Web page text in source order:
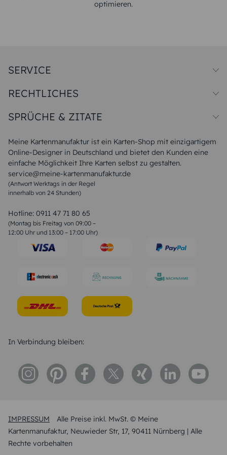
optimieren.
Meine Kartenmanufaktur ist ein Karten-Shop mit einzigartigem
Online-Designer in Deutschland und bietet den Kunden eine
einfache Möglichkeit Ihre Karten selbst zu gestalten.
service@meine-kartenmanufaktur.de
(Antwort Werktags in der Regel
innerhalb von 24 Stunden)
Hotline: 0911 47 71 80 65
(Montag bis Freitag von 09:00 –
12:00 Uhr und 13:00 – 17:00 Uhr)
SERVICE
Papiersorten
Unsere Produktion
Magazin
FAQ
RECHTLICHES
Widerrufsbelehrung
SPRÜCHE & ZITATE
Liebeskummer Sprüche
Sommer Sprüche
Muttertagssprüche
Sprüche zur Hochzeit
Sprüche zur Konfirmation & Kommunion
Weihnachtsgedichte
Liebessprüche
Geburtstagssprüche
Trauersprüche
Konfirmation Glückwünsche
IMPRESSUM
Alle Preise inkl. MwSt. © Meine
Kartenmanufaktur, Neuwieder Str, 17, 90411 Nürnberg | Alle
Rechte vorbehalten
In Verbindung bleiben: